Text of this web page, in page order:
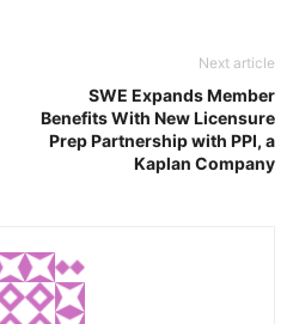
Next article
SWE Expands Member
Benefits With New Licensure
Prep Partnership with PPI, a
Kaplan Company